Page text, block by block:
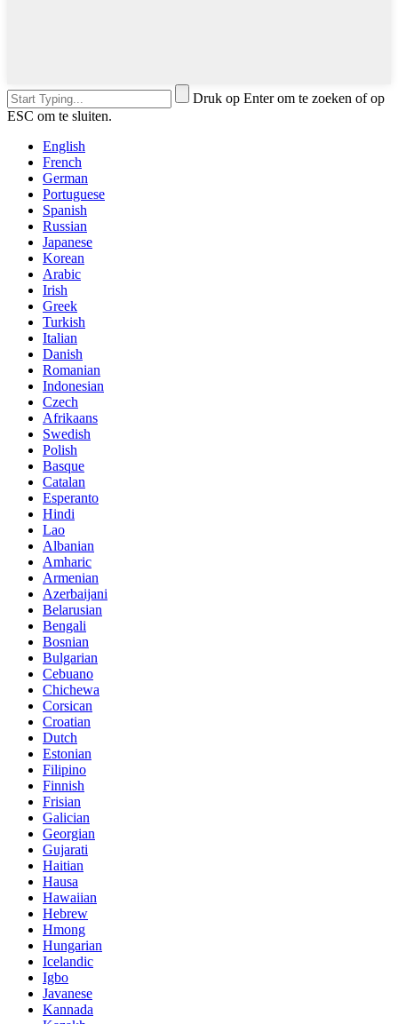
Druk op Enter om te zoeken of op
ESC om te sluiten.
English
French
German
Portuguese
Spanish
Russian
Japanese
Korean
Arabic
Irish
Greek
Turkish
Italian
Danish
Romanian
Indonesian
Czech
Afrikaans
Swedish
Polish
Basque
Catalan
Esperanto
Hindi
Lao
Albanian
Amharic
Armenian
Azerbaijani
Belarusian
Bengali
Bosnian
Bulgarian
Cebuano
Chichewa
Corsican
Croatian
Dutch
Estonian
Filipino
Finnish
Frisian
Galician
Georgian
Gujarati
Haitian
Hausa
Hawaiian
Hebrew
Hmong
Hungarian
Icelandic
Igbo
Javanese
Kannada